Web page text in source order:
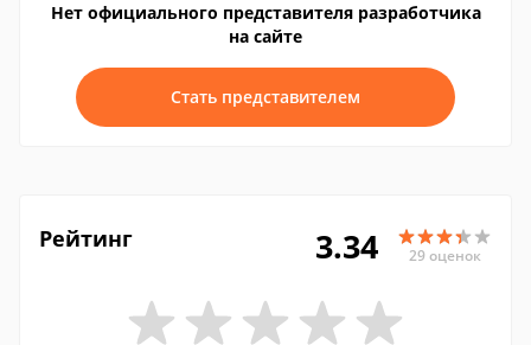
Нет официального представителя разработчика
на сайте
Стать представителем
Рейтинг 3.34 29 оценок